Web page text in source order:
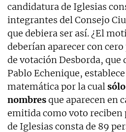
candidatura de Iglesias
integrantes del Consejo
que debiera ser así. ¿El
deberían aparecer con
de votación Desborda, que
Pablo Echenique,
matemática por la cual
nombresque aparecen en
emitida como voto reciben
de Iglesias consta de 89